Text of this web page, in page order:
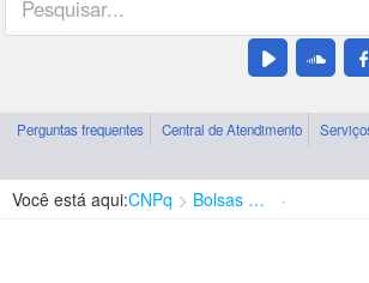
Perguntas frequentes Central de Atendimento
Você está aqui:CNPq Bolsas e Auxílios Vigentes